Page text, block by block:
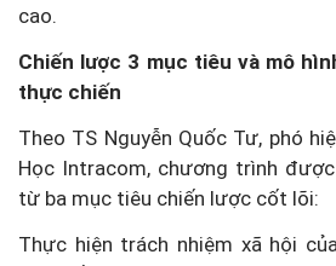
cao.
Chiến lược 3 mục tiêu và mô
thực chiến
Theo TS Nguyễn Quốc Tư, phó
Học Intracom, chương trình
từ ba mục tiêu chiến lược cốt lõi:
Thực hiện trách nhiệm xã hội